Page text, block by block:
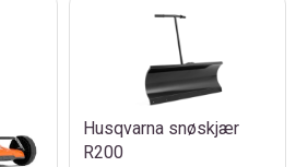
Husqvarna snøskjær
R200